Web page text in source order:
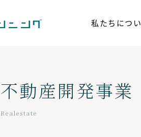
私たちにつ
不動産開発事業